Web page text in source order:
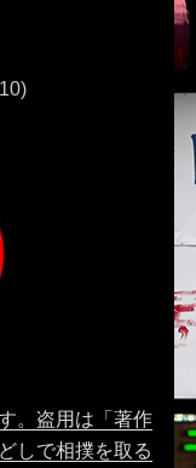
。盗用は「著作
しで相撲を取る